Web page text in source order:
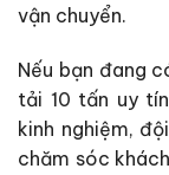
vận chuyển.
Nếu bạn đang
tải 10 tấn uy
kinh nghiệm,
chăm sóc